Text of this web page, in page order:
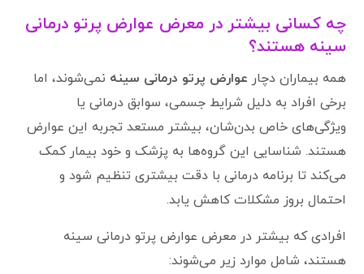
چه کسانی بیشتر در معرض عوارض پرتو درمانی
سینه هستند؟
همه بیماران دچار عوارض پرتو درمانی سینه نمی‌شوند، اما
برخی افراد به دلیل شرایط جسمی، سوابق درمانی یا
ویژگی‌های خاص بدن‌شان، بیشتر مستعد تجربه این عوارض
هستند. شناسایی این گروه‌ها به پزشک و خود بیمار کمک
می‌کند تا برنامه درمانی با دقت بیشتری تنظیم شود و
احتمال بروز مشکلات کاهش یابد.
افرادی که بیشتر در معرض عوارض پرتو درمانی سینه
هستند، شامل موارد زیر می‌شوند: